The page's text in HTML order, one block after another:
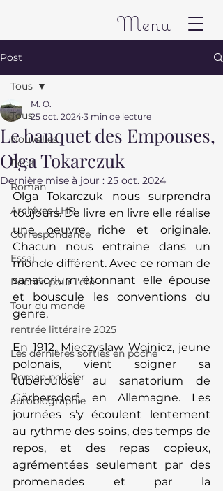
Menu
Post
Tous
Nouvelles
Récit
Roman
Archives LHP
Correspondance
Essai
Poches pour l'été
Tour du monde
rentrée littéraire 2025
Les dernières sorties en poche
Roman policier
autobiographie
Tous
Le banquet des Empouses,
Olga Tokarczuk
M. O.
25 oct. 2024 3 min de lecture
Dernière mise à jour : 25 oct. 2024
Olga Tokarczuk nous surprendra
toujours. De livre en livre elle réalise
une oeuvre riche et originale.
Chacun nous entraine dans un
monde différent. Avec ce roman de
sanatorium étonnant elle épouse
et bouscule les conventions du
genre.
En 1912, Mieczyslaw Wojnicz, jeune
polonais, vient soigner sa
tuberculose au sanatorium de
Görbersdorf, en Allemagne. Les
journées s’y écoulent lentement
au rythme des soins, des temps de
repos, et des repas copieux,
agrémentées seulement par des
promenades et par la